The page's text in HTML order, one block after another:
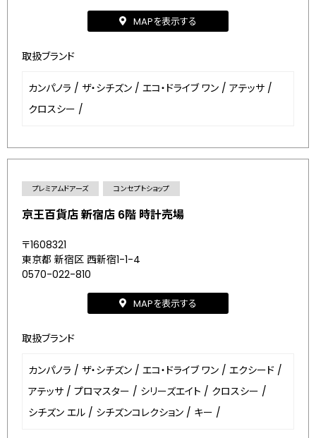
MAPを表示する
取扱ブランド
カンパノラ / ザ・シチズン / エコ・ドライブ ワン / アテッサ /
クロスシー /
プレミアムドアーズ コンセプトショップ
京王百貨店 新宿店 6階 時計売場
〒1608321
東京都 新宿区 西新宿1-1-4
0570-022-810
MAPを表示する
取扱ブランド
カンパノラ / ザ・シチズン / エコ・ドライブ ワン / エクシード /
アテッサ / プロマスター / シリーズエイト / クロスシー /
シチズン エル / シチズンコレクション / キー /